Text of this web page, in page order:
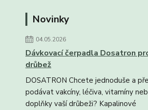
Novinky
04.05.2026
Dávkovací čerpadla Dosatron
drůbež
DOSATRON Chcete jednoduše a
podávat vakcíny, léčiva, vitamíny
doplňky vaší drůbeži? Kapalinové